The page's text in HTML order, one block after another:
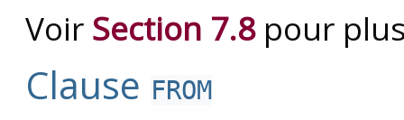
Voir Section 7.8pour
Clause FROM